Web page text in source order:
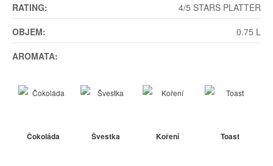
RATING:
4/5 STARS PLATTER
OBJEM:
0.75 L
AROMATA:
Čokoláda Švestka Koření Toast